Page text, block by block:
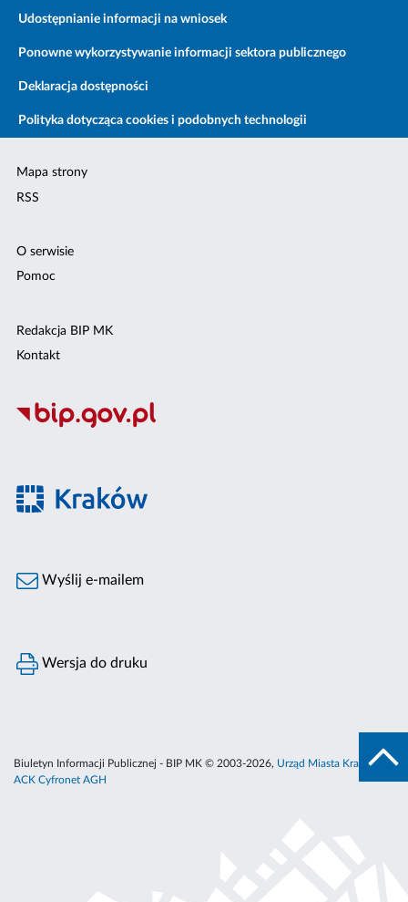
Udostępnianie informacji na wniosek
Ponowne wykorzystywanie informacji sektora publicznego
Deklaracja dostępności
Polityka dotycząca cookies i podobnych technologii
Mapa strony
RSS
O serwisie
Pomoc
Redakcja BIP MK
Kontakt
Wyślij e-mailem
Wersja do druku
Biuletyn Informacji Publicznej - BIP MK © 2003-2026, Urząd Miasta Krakowa
ACK Cyfronet AGH